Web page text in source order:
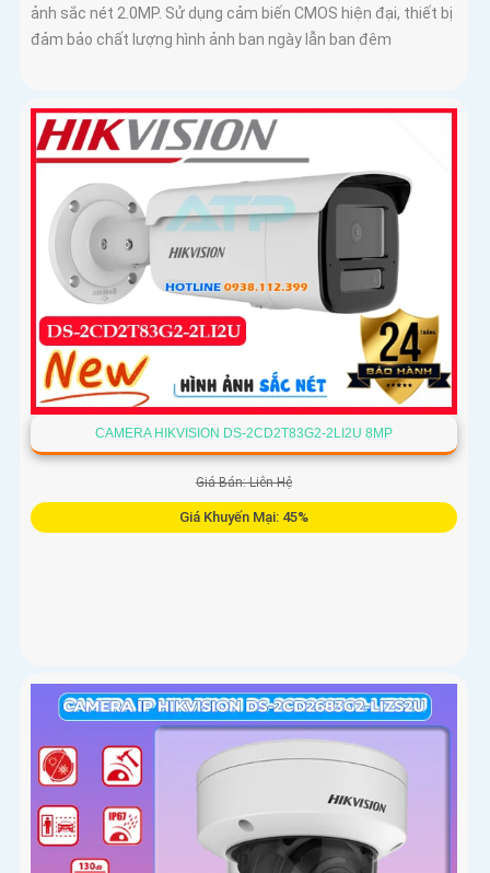
ảnh sắc nét 2.0MP. Sử dụng cảm biến CMOS hiện đại, thiết bị
đảm bảo chất lượng hình ảnh ban ngày lẫn ban đêm
CAMERA HIKVISION DS-2CD2T83G2-2LI2U 8MP
Giá Bán: Liên Hệ
Giá Khuyến Mại: 45%